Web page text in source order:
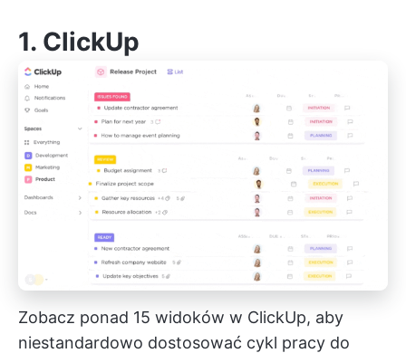
1. ClickUp
Zobacz ponad 15 widoków w ClickUp, aby
niestandardowo dostosować cykl pracy do